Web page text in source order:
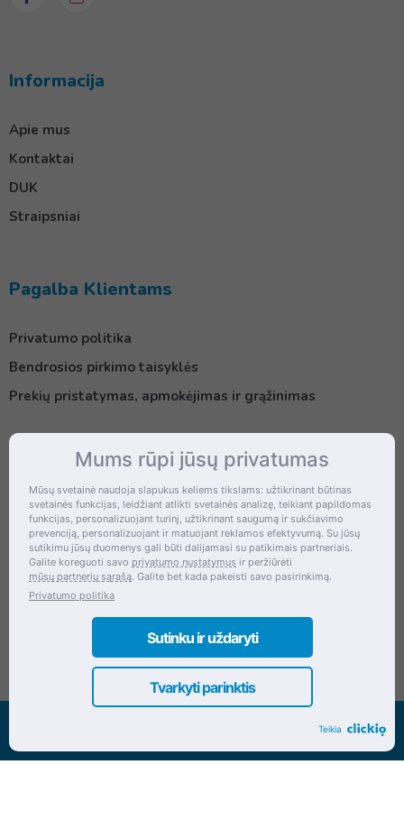
Informacija
Apie mus
Kontaktai
DUK
Straipsniai
Pagalba Klientams
Privatumo politika
Bendrosios pirkimo taisyklės
Prekių pristatymas, apmokėjimas ir grąžinimas
Kontaktai
Šventupės g. 28, Kaunas, Lietuva
+370 (672) 27 650
info@dokrinesa.lt
MB PETHOMEPEOPLE
Įmonės kodas: 305695822
Visos teisės saugomos www.dokrinesa.lt
Mums rūpi jūsų privatumas
Mūsų svetainė naudoja slapukus keliems tikslams: užtikrinant būtinas
svetainės funkcijas, leidžiant atlikti svetainės analizę, teikiant papildomas
funkcijas, personalizuojant turinį, užtikrinant saugumą ir sukčiavimo
prevenciją, personalizuojant ir matuojant reklamos efektyvumą. Su jūsų
sutikimu jūsų duomenys gali būti dalijamasi su patikimais partneriais.
Galite koreguoti savo privatumo nustatymus ir peržiūrėti
mūsų partnerių sąrašą. Galite bet kada pakeisti savo pasirinkimą.
Privatumo politika
Tvarkyti parinktis
Sutinku ir uždaryti
Teikia